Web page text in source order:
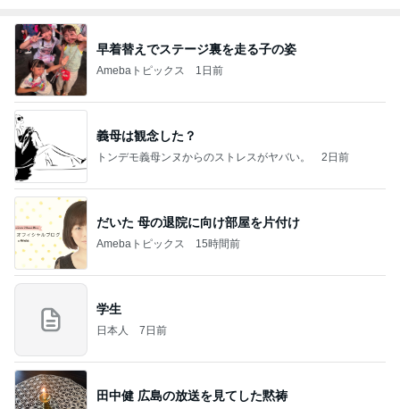
早着替えでステージ裏を走る子の姿
Amebaトピックス 1日前
義母は観念した？
トンデモ義母ンヌからのストレスがヤバい。 2日前
だいた 母の退院に向け部屋を片付け
Amebaトピックス 15時間前
学生
日本人 7日前
田中健 広島の放送を見てした黙祷